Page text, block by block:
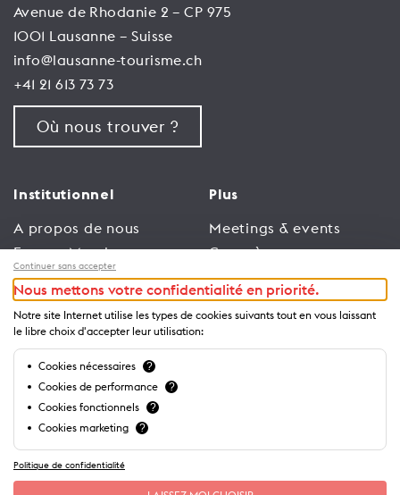
Avenue de Rhodanie 2 – CP 975
1001 Lausanne – Suisse
info@lausanne-tourisme.ch
+41 21 613 73 73
Où nous trouver ?
Institutionnel
A propos de nous
Espace Membres
Emploi
Conditions générales
d’utilisation
Politique de
confidentialité
Plus
Meetings & events
Congrès
Trade
Espace Médias
Annonceurs
Brochures et guides
Continuer sans accepter
Nous mettons votre confidentialité en priorité.
Notre site Internet utilise les types de cookies suivants tout en vous laissant
le libre choix d'accepter leur utilisation:
Cookies nécessaires ?
Cookies de performance ?
Cookies fonctionnels ?
Cookies marketing ?
Politique de confidentialité